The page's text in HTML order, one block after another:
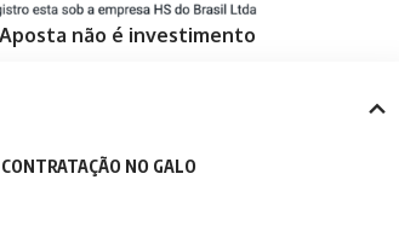
não é investimento
CONTRATAÇÃO NO GALO